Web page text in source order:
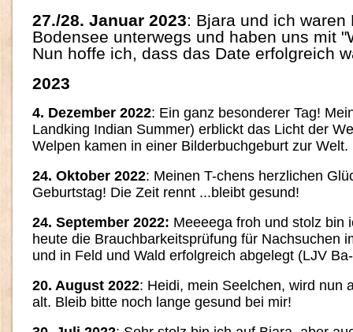
27./28. Januar 2023: Bjara und ich waren
Bodensee unterwegs und haben uns mit
Nun hoffe ich, dass das Date erfolgreich
2023
4. Dezember 2022: Ein ganz besonderer Tag!
Landking Indian Summer) erblickt das Licht der
Welpen kamen in einer Bilderbuchgeburt zur
24. Oktober 2022: Meinen T-chens herzlichen
Geburtstag! Die Zeit rennt ...bleibt gesund!
24. September 2022: Meeeega froh und stolz bin
heute die Brauchbarkeitsprüfung für Nachsuchen
und in Feld und Wald erfolgreich abgelegt (LJV
20. August 2022: Heidi, mein Seelchen, wird nun
alt. Bleib bitte noch lange gesund bei mir!